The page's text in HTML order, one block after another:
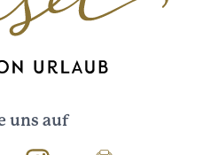
uns auf